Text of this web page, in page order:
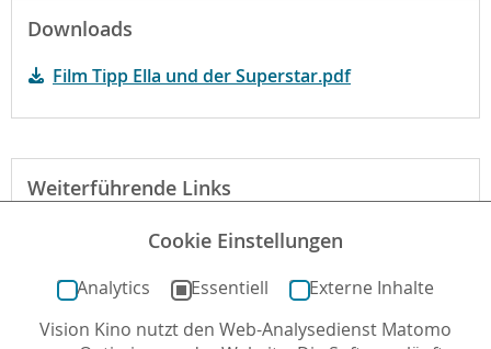
Downloads
Film Tipp Ella und der Superstar.pdf
Weiterführende Links
Mehr zum Fim auf kinofenster.de
Cookie Einstellungen
Analytics Essentiell
Externe Inhalte
Vision Kino nutzt den Web-Analysedienst Matomo